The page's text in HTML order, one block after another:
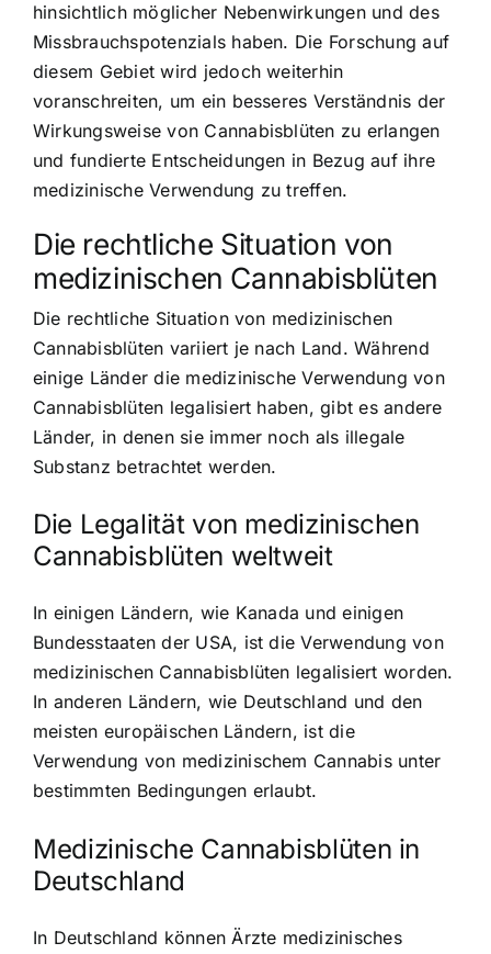
hinsichtlich möglicher Nebenwirkungen und des
Missbrauchspotenzials haben. Die Forschung auf
diesem Gebiet wird jedoch weiterhin
voranschreiten, um ein besseres Verständnis der
Wirkungsweise von Cannabisblüten zu erlangen
und fundierte Entscheidungen in Bezug auf ihre
medizinische Verwendung zu treffen.
Die rechtliche Situation von
medizinischen Cannabisblüten
Die rechtliche Situation von medizinischen
Cannabisblüten variiert je nach Land. Während
einige Länder die medizinische Verwendung von
Cannabisblüten legalisiert haben, gibt es andere
Länder, in denen sie immer noch als illegale
Substanz betrachtet werden.
Die Legalität von medizinischen
Cannabisblüten weltweit
In einigen Ländern, wie Kanada und einigen
Bundesstaaten der USA, ist die Verwendung von
medizinischen Cannabisblüten legalisiert worden.
In anderen Ländern, wie Deutschland und den
meisten europäischen Ländern, ist die
Verwendung von medizinischem Cannabis unter
bestimmten Bedingungen erlaubt.
Medizinische Cannabisblüten in
Deutschland
In Deutschland können Ärzte medizinisches